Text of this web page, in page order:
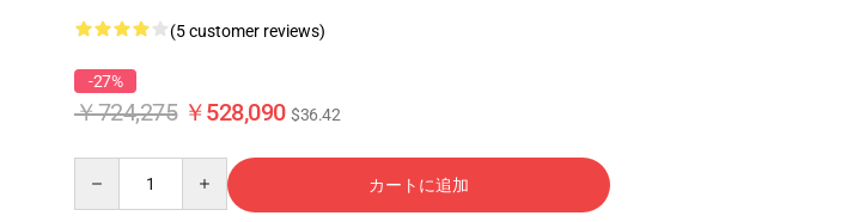
(5 customer reviews)
-27%
￥724,275 ￥528,090 $36.42
カートに追加